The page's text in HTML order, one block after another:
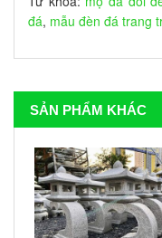
đá, mẫu đèn đá trang
SẢN PHẨM KHÁC